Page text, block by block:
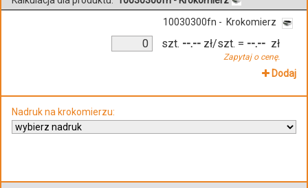
10030300fn - Krokomierz
szt. --.-- zł/szt.
Zapytaj o cenę.
= --.-- zł
Dodaj
Nadruk na krokomierzu: